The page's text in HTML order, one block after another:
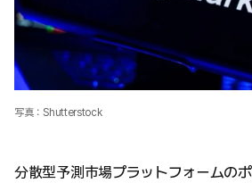
写真：Shutterstock
分散型予測市場プラットフォームのポ